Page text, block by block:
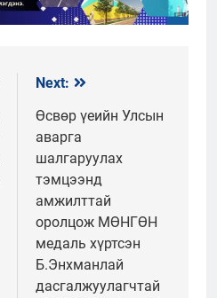
Next:
Өсвөр үеийн Улсын
аварга
шалгаруулах
тэмцээнд
амжилттай
оролцож МӨНГӨН
медаль хүртсэн
Б.Энхманлай
дасгалжуулагчтай